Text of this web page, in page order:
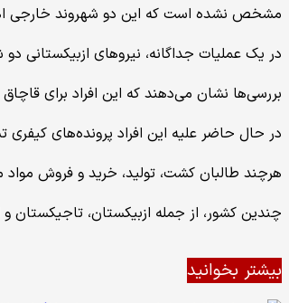
مشخص نشده است که این دو شهروند خارجی
در یک عملیات جداگانه، نیروهای ازبیکستانی دو شهروند افغانستان، 31 ساله و 25 ساله، را در مرکز بازرگانی بین‌المللی ترمذ هنگام فروش
بررسی‌ها نشان می‌دهند که این افراد برای
در حال حاضر علیه این افراد پرونده‌های
هرچند طالبان کشت، تولید، خرید و فروش
چندین کشور، از جمله ازبیکستان، تاجیکستان و
بیشتر بخوانید